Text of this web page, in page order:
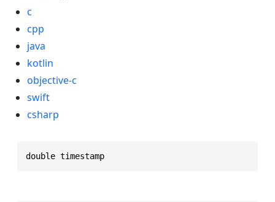
c
cpp
java
kotlin
objective-c
swift
csharp
double timestamp